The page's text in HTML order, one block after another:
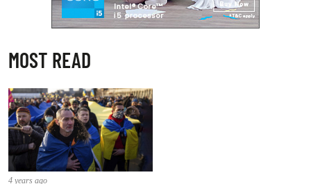
MOST READ
4 years ago